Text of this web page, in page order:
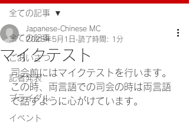
全ての記事
ごあいさつ
記者発表
ブライダル
イベント
全ての記事
マイクテスト
Japanese-Chinese MC
2025年5月1日 読了時間: 1分
司会前にはマイクテストを行います。
この時、両言語での司会の時は両言語
で話すように心がけています。